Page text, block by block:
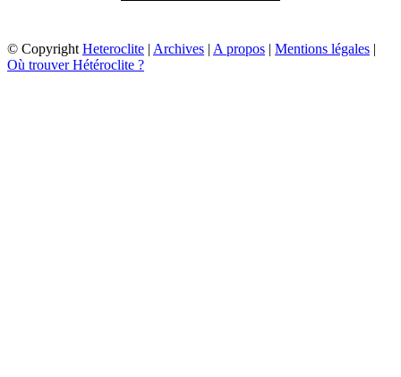
© Copyright Heteroclite | Archives | A propos | Mentions légales |
Où trouver Hétéroclite ?